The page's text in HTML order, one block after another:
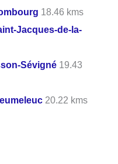
18.46 kms
Jacques-de-la-
Sévigné 19.43
20.22 kms